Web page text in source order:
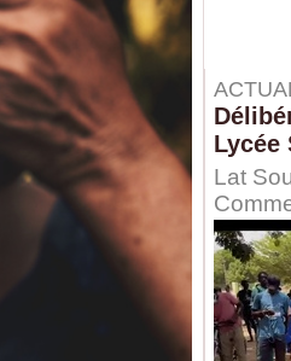
Lycée
Lat